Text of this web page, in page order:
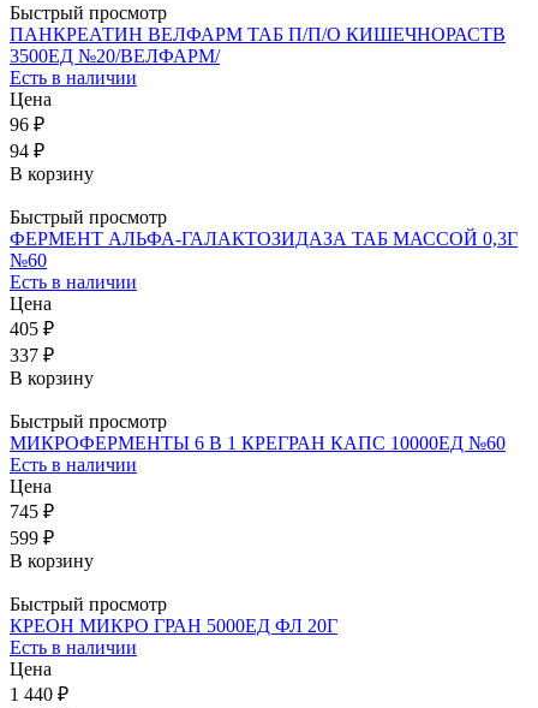
Быстрый просмотр
ПАНКРЕАТИН ВЕЛФАРМ ТАБ П/П/О КИШЕЧНОРАСТВ
3500ЕД №20/ВЕЛФАРМ/
Есть в наличии
Цена
96 ₽
94 ₽
В корзину
Быстрый просмотр
ФЕРМЕНТ АЛЬФА-ГАЛАКТОЗИДАЗА ТАБ МАССОЙ 0,3Г
№60
Есть в наличии
Цена
405 ₽
337 ₽
В корзину
Быстрый просмотр
МИКРОФЕРМЕНТЫ 6 В 1 КРЕГРАН КАПС 10000ЕД №60
Есть в наличии
Цена
745 ₽
599 ₽
В корзину
Быстрый просмотр
КРЕОН МИКРО ГРАН 5000ЕД ФЛ 20Г
Есть в наличии
Цена
1 440 ₽